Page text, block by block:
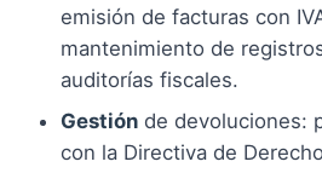
emisión de facturas con
mantenimiento de
auditorías fiscales.
Gestión de devoluciones:
con la Directiva de